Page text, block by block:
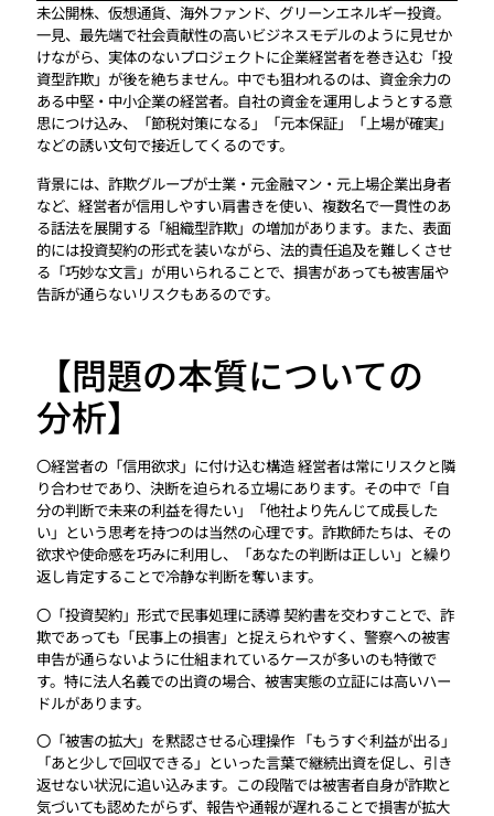
未公開株、仮想通貨、海外ファンド、グリーンエネルギー投資。
一見、最先端で社会貢献性の高いビジネスモデルのように見せか
けながら、実体のないプロジェクトに企業経営者を巻き込む「投
資型詐欺」が後を絶ちません。中でも狙われるのは、資金余力の
ある中堅・中小企業の経営者。自社の資金を運用しようとする意
思につけ込み、「節税対策になる」「元本保証」「上場が確実」
などの誘い文句で接近してくるのです。
背景には、詐欺グループが士業・元金融マン・元上場企業出身者
など、経営者が信用しやすい肩書きを使い、複数名で一貫性のあ
る話法を展開する「組織型詐欺」の増加があります。また、表面
的には投資契約の形式を装いながら、法的責任追及を難しくさせ
る「巧妙な文言」が用いられることで、損害があっても被害届や
告訴が通らないリスクもあるのです。
【問題の本質についての
分析】
〇経営者の「信用欲求」に付け込む構造 経営者は常にリスクと隣
り合わせであり、決断を迫られる立場にあります。その中で「自
分の判断で未来の利益を得たい」「他社より先んじて成長した
い」という思考を持つのは当然の心理です。詐欺師たちは、その
欲求や使命感を巧みに利用し、「あなたの判断は正しい」と繰り
返し肯定することで冷静な判断を奪います。
〇「投資契約」形式で民事処理に誘導 契約書を交わすことで、詐
欺であっても「民事上の損害」と捉えられやすく、警察への被害
申告が通らないように仕組まれているケースが多いのも特徴で
す。特に法人名義での出資の場合、被害実態の立証には高いハー
ドルがあります。
〇「被害の拡大」を黙認させる心理操作 「もうすぐ利益が出る」
「あと少しで回収できる」といった言葉で継続出資を促し、引き
返せない状況に追い込みます。この段階では被害者自身が詐欺と
気づいても認めたがらず、報告や通報が遅れることで損害が拡大